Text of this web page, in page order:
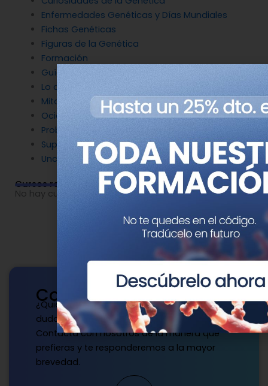
Enfermedades Genéticas y Días Mundiales
Fichas Genéticas
Figuras de la Genética
Formación
Guías
Lo que nos hace humanos
Mitos destruidos por la Genética
Ocio y Genética
Problemas de genética
Superpoderes Genéticos
Uncategorized
Cursos relacionados
No hay cursos relacionados o imágenes disponibles.
Contacto
¿Quieres publicar con nosotros? ¿Tienes
dudas?
Contacta con nosotros de la manera que
prefieras y te responderemos a la mayor
brevedad.